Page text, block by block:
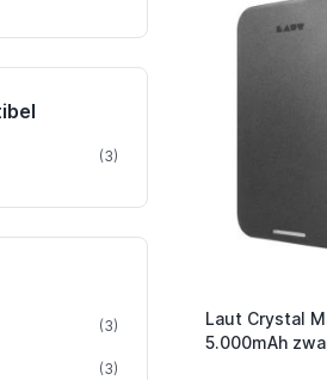
(3)product
(3)product
(3)product
Laut Crystal
5.000mAh